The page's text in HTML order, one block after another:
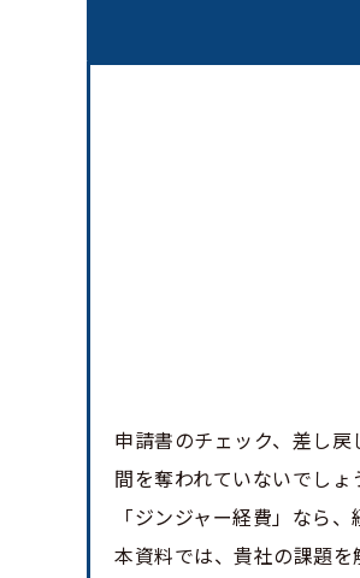
申請書のチェック、差し
間を奪われていないでしょ
「ジンジャー経費」なら
本資料では、貴社の課題を